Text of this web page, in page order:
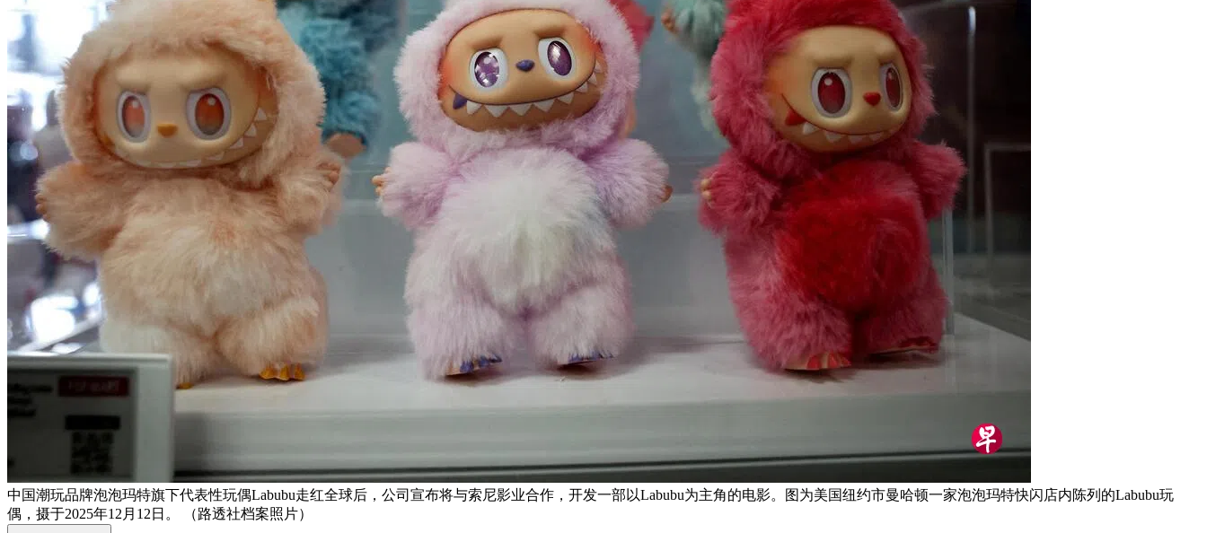
中国潮玩品牌泡泡玛特旗下代表性玩偶Labubu走红全球后，公司宣布将与索尼影业合作，开发一部以Labubu为主角的电影。图为美国纽约市曼哈顿一家泡泡玛特快闪店内陈列的Labubu玩
偶，摄于2025年12月12日。 （路透社档案照片）